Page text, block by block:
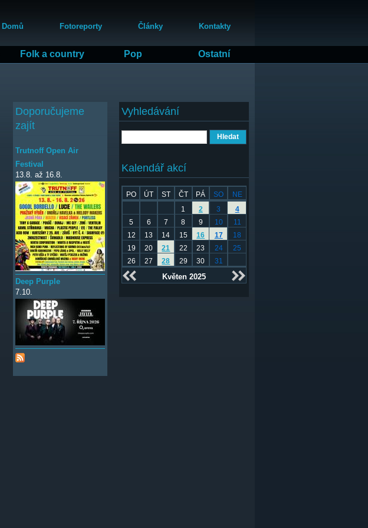
Domů Fotoreporty Články Kontakty
Folk a country Pop Ostatní
Vyhledávání
Kalendář akcí
PO ÚT ST ČT PÁ SO
NE
1
2 3
4
5
6 7 8 9 10
11
12
13 14 15 16 17
18
19
20 21 22 23 24
25
26
27 28 29 30 31
Květen 2025
Doporučujeme
zajít
Trutnoff Open Air
Festival
13.8. až 16.8.
Deep Purple
7.10.